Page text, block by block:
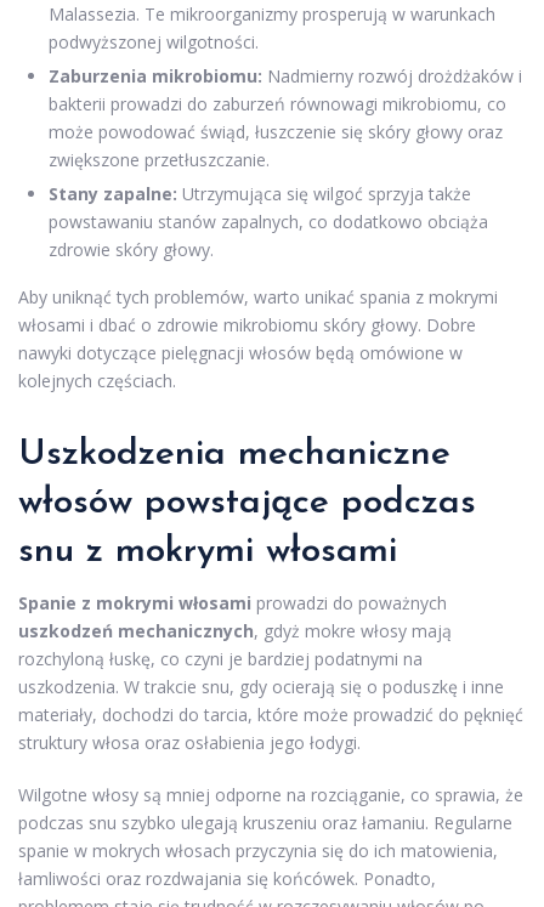
Malassezia. Te mikroorganizmy prosperują w warunkach
podwyższonej wilgotności.
Zaburzenia mikrobiomu: Nadmierny rozwój drożdżaków i
bakterii prowadzi do zaburzeń równowagi mikrobiomu, co
może powodować świąd, łuszczenie się skóry głowy oraz
zwiększone przetłuszczanie.
Stany zapalne: Utrzymująca się wilgoć sprzyja także
powstawaniu stanów zapalnych, co dodatkowo obciąża
zdrowie skóry głowy.
Aby uniknąć tych problemów, warto unikać spania z mokrymi
włosami i dbać o zdrowie mikrobiomu skóry głowy. Dobre
nawyki dotyczące pielęgnacji włosów będą omówione w
kolejnych częściach.
Uszkodzenia mechaniczne
włosów powstające podczas
snu z mokrymi włosami
Spanie z mokrymi włosami prowadzi do poważnych
uszkodzeń mechanicznych, gdyż mokre włosy mają
rozchyloną łuskę, co czyni je bardziej podatnymi na
uszkodzenia. W trakcie snu, gdy ocierają się o poduszkę i inne
materiały, dochodzi do tarcia, które może prowadzić do pęknięć
struktury włosa oraz osłabienia jego łodygi.
Wilgotne włosy są mniej odporne na rozciąganie, co sprawia, że
podczas snu szybko ulegają kruszeniu oraz łamaniu. Regularne
spanie w mokrych włosach przyczynia się do ich matowienia,
łamliwości oraz rozdwajania się końcówek. Ponadto,